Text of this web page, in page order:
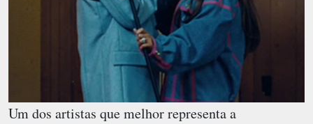
Um dos artistas que melhor representa a